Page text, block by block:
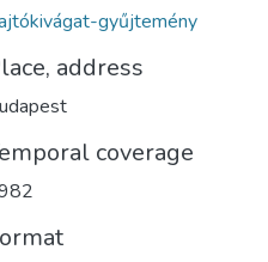
gyűjtemény
address
coverage